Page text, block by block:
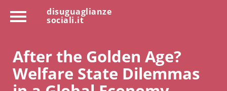
disuguaglianze
sociali.it
After the Golden Age?
Welfare State Dilemmas